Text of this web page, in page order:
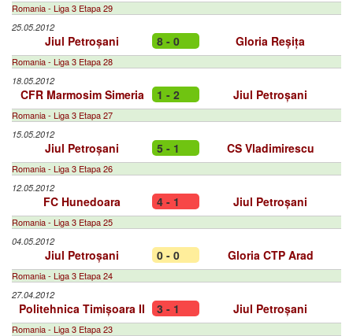
Romania - Liga 3 Etapa 29
25.05.2012
Jiul Petroșani 8 - 0 Gloria Reșița
Romania - Liga 3 Etapa 28
18.05.2012
CFR Marmosim Simeria 1 - 2 Jiul Petroșani
Romania - Liga 3 Etapa 27
15.05.2012
Jiul Petroșani 5 - 1 CS Vladimirescu
Romania - Liga 3 Etapa 26
12.05.2012
FC Hunedoara 4 - 1 Jiul Petroșani
Romania - Liga 3 Etapa 25
04.05.2012
Jiul Petroșani 0 - 0 Gloria CTP Arad
Romania - Liga 3 Etapa 24
27.04.2012
Politehnica Timișoara II 3 - 1 Jiul Petroșani
Romania - Liga 3 Etapa 23